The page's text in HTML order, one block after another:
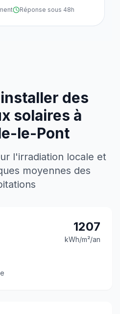
Réponse sous 48h
des
solaires à
le-Pont
l'irradiation locale et
moyennes des
1207
kWh/m²/an